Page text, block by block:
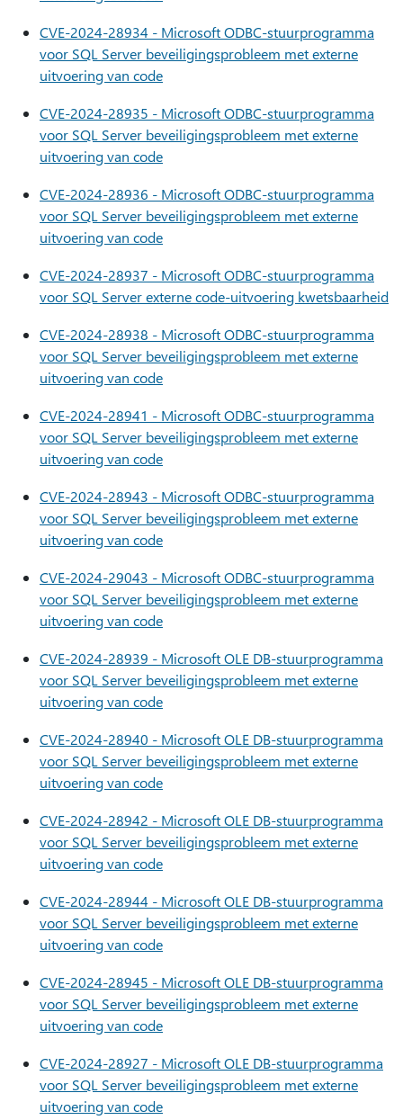
CVE-2024-28934 - Microsoft ODBC-stuurprogramma
voor SQL Server beveiligingsprobleem met externe
uitvoering van code
CVE-2024-28935 - Microsoft ODBC-stuurprogramma
voor SQL Server beveiligingsprobleem met externe
uitvoering van code
CVE-2024-28936 - Microsoft ODBC-stuurprogramma
voor SQL Server beveiligingsprobleem met externe
uitvoering van code
CVE-2024-28937 - Microsoft ODBC-stuurprogramma
voor SQL Server externe code-uitvoering kwetsbaarheid
CVE-2024-28938 - Microsoft ODBC-stuurprogramma
voor SQL Server beveiligingsprobleem met externe
uitvoering van code
CVE-2024-28941 - Microsoft ODBC-stuurprogramma
voor SQL Server beveiligingsprobleem met externe
uitvoering van code
CVE-2024-28943 - Microsoft ODBC-stuurprogramma
voor SQL Server beveiligingsprobleem met externe
uitvoering van code
CVE-2024-29043 - Microsoft ODBC-stuurprogramma
voor SQL Server beveiligingsprobleem met externe
uitvoering van code
CVE-2024-28939 - Microsoft OLE DB-stuurprogramma
voor SQL Server beveiligingsprobleem met externe
uitvoering van code
CVE-2024-28940 - Microsoft OLE DB-stuurprogramma
voor SQL Server beveiligingsprobleem met externe
uitvoering van code
CVE-2024-28942 - Microsoft OLE DB-stuurprogramma
voor SQL Server beveiligingsprobleem met externe
uitvoering van code
CVE-2024-28944 - Microsoft OLE DB-stuurprogramma
voor SQL Server beveiligingsprobleem met externe
uitvoering van code
CVE-2024-28945 - Microsoft OLE DB-stuurprogramma
voor SQL Server beveiligingsprobleem met externe
uitvoering van code
CVE-2024-28927 - Microsoft OLE DB-stuurprogramma
voor SQL Server beveiligingsprobleem met externe
uitvoering van code